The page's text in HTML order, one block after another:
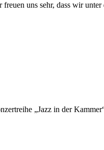
uns sehr, dass wir
„Jazz in der